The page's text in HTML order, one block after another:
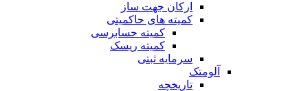
ارکان جهت ساز
کمیته های حاکمیتی
کمیته حسابرسی
کمیته ریسک
سرمایه ثبتی
آلومتک
تاریخچه